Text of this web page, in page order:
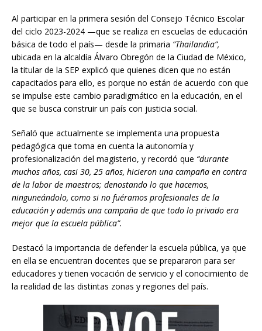
Al participar en la primera sesión del Consejo Técnico Escolar
del ciclo 2023-2024 —que se realiza en escuelas de educación
básica de todo el país— desde la primaria “Thailandia”,
ubicada en la alcaldía Álvaro Obregón de la Ciudad de México,
la titular de la SEP explicó que quienes dicen que no están
capacitados para ello, es porque no están de acuerdo con que
se impulse este cambio paradigmático en la educación, en el
que se busca construir un país con justicia social.
Señaló que actualmente se implementa una propuesta
pedagógica que toma en cuenta la autonomía y
profesionalización del magisterio, y recordó que “durante
muchos años, casi 30, 25 años, hicieron una campaña en contra
de la labor de maestros; denostando lo que hacemos,
ninguneándolo, como si no fuéramos profesionales de la
educación y además una campaña de que todo lo privado era
mejor que la escuela pública”.
Destacó la importancia de defender la escuela pública, ya que
en ella se encuentran docentes que se prepararon para ser
educadores y tienen vocación de servicio y el conocimiento de
la realidad de las distintas zonas y regiones del país.